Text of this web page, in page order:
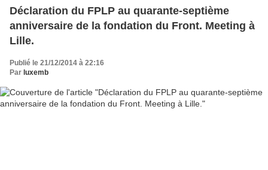
Déclaration du FPLP au quarante-septième
anniversaire de la fondation du Front. Meeting à
Lille.
Publié le 21/12/2014 à 22:16
Par luxemb